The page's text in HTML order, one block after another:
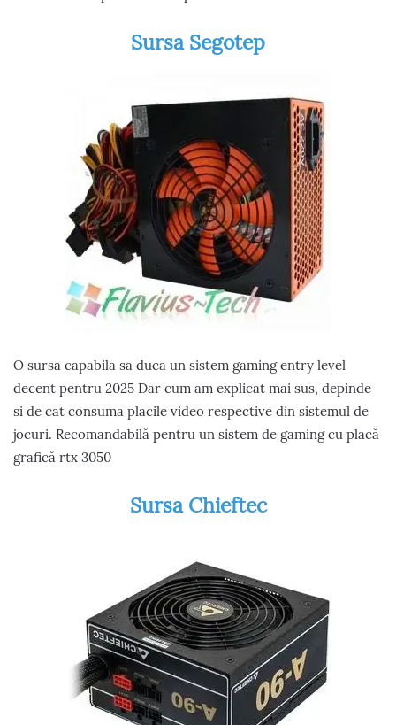
Sursa Segotep
O sursa capabila sa duca un sistem gaming entry level
decent pentru 2025 Dar cum am explicat mai sus, depinde
si de cat consuma placile video respective din sistemul de
jocuri. Recomandabilă pentru un sistem de gaming cu placă
grafică rtx 3050
Sursa Chieftec